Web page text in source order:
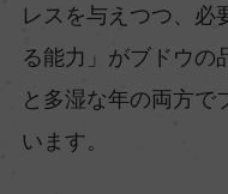
レスを与えつつ、必
る能力」がブドウの
と多湿な年の両方で
います。